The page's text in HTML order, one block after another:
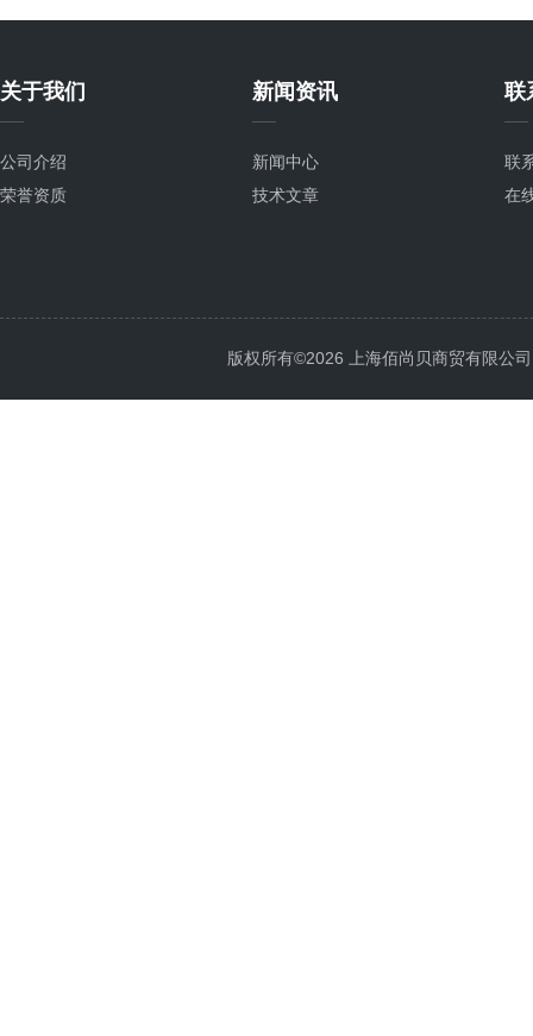
关于我们
公司介绍
荣誉资质
新闻资讯
新闻中心
技术文章
联
联
在
版权所有©2026 上海佰尚贝商贸有限公